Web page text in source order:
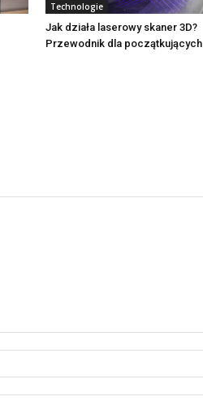
Technologie
Jak działa laserowy skaner 3D?
Przewodnik dla początkujących